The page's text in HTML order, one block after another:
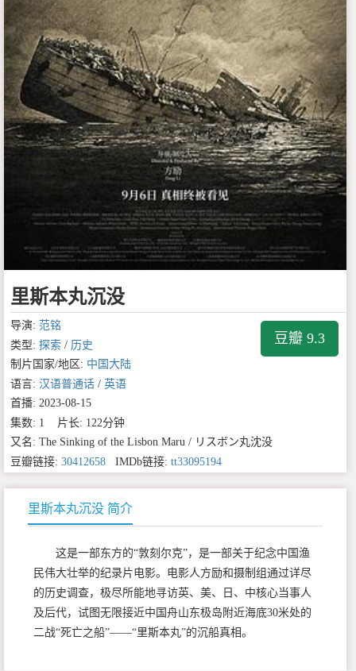
里斯本丸沉没
豆瓣 9.3
导演: 范铭
类型: 探索 / 历史
制片国家/地区: 中国大陆
语言: 汉语普通话 / 英语
首播: 2023-08-15
集数: 1 片长: 122分钟
又名: The Sinking of the Lisbon Maru / リスボン丸沈没
豆瓣链接: 30412658 IMDb链接: tt33095194
里斯本丸沉没 简介
这是一部东方的“敦刻尔克”，是一部关于纪念中国渔
民伟大壮举的纪录片电影。电影人方励和摄制组通过详尽
的历史调查，极尽所能地寻访英、美、日、中核心当事人
及后代，试图无限接近中国舟山东极岛附近海底30米处的
二战“死亡之船”——“里斯本丸”的沉船真相。